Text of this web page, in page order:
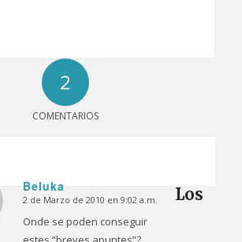
2
COMENTARIOS
Beluka
Dice:
2 de Marzo de 2010 en 9:02 a.m.
Onde se poden conseguir
Los